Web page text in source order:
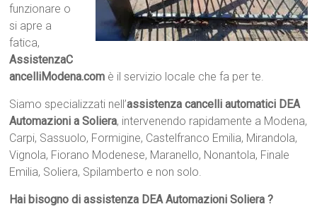
funzionare o
si apre a
fatica,
AssistenzaC
ancelliModena.com è il servizio locale che fa per te.
Siamo specializzati nell’assistenza cancelli automatici DEA
Automazioni a Soliera, intervenendo rapidamente a Modena,
Carpi, Sassuolo, Formigine, Castelfranco Emilia, Mirandola,
Vignola, Fiorano Modenese, Maranello, Nonantola, Finale
Emilia, Soliera, Spilamberto e non solo.
Hai bisogno di assistenza DEA Automazioni Soliera ?